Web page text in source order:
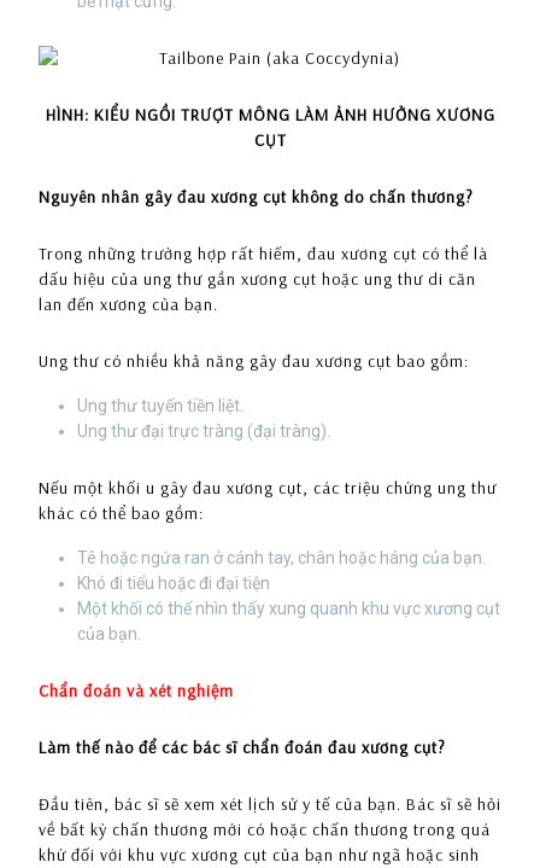
HÌNH: KIỂU NGỒI TRƯỢT MÔNG LÀM ẢNH HƯỞNG XƯƠNG
CỤT
Nguyên nhân gây đau xương cụt không do chấn thương?
Trong những trường hợp rất hiếm, đau xương cụt có thể là
dấu hiệu của ung thư gần xương cụt hoặc ung thư di căn
lan đến xương của bạn.
Ung thư có nhiều khả năng gây đau xương cụt bao gồm:
Ung thư tuyến tiền liệt.
Ung thư đại trực tràng (đại tràng).
Nếu một khối u gây đau xương cụt, các triệu chứng ung thư
khác có thể bao gồm:
Tê hoặc ngứa ran ở cánh tay, chân hoặc háng của bạn.
Khó đi tiểu hoặc đi đại tiện
Một khối có thể nhìn thấy xung quanh khu vực xương cụt
của bạn.
Chẩn đoán và xét nghiệm
Làm thế nào để các bác sĩ chẩn đoán đau xương cụt?
Đầu tiên, bác sĩ sẽ xem xét lịch sử y tế của bạn. Bác sĩ sẽ hỏi
về bất kỳ chấn thương mới có hoặc chấn thương trong quá
khứ đối với khu vực xương cụt của bạn như ngã hoặc sinh